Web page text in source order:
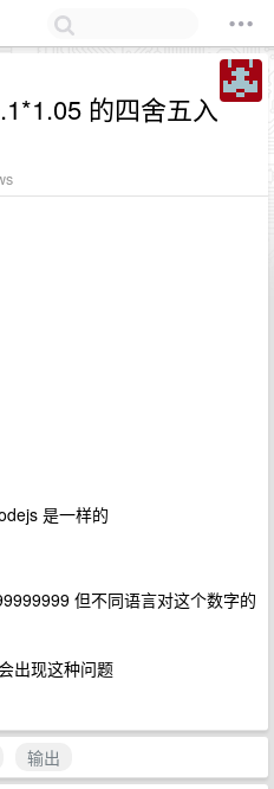
的四舍五入
是一样的
但不同语言对这个数字的
出现这种问题
输出